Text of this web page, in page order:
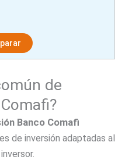
de
Banco Comafi
de inversión adaptadas al